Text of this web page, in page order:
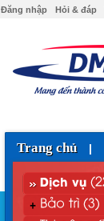
Đăng nhập Hỏi & đáp
Trang chủ |